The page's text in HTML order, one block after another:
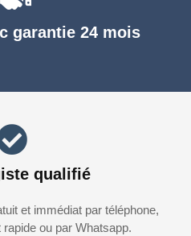
garantie 24 mois
qualifié
et immédiat par téléphone,
ou par Whatsapp.